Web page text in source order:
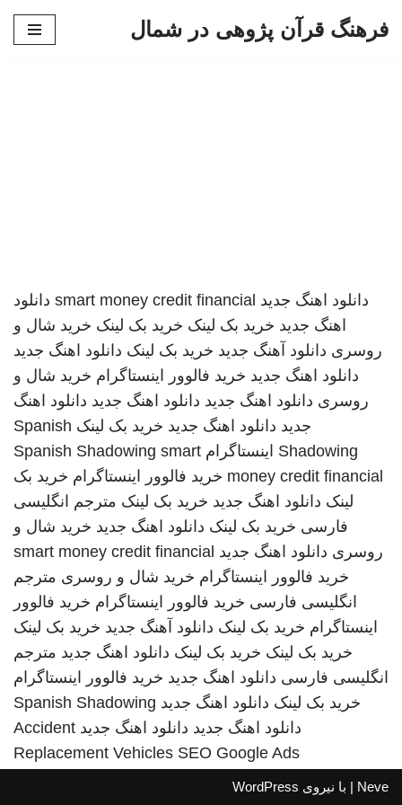
فرهنگ قرآن پژوهی در شمال
دانلود اهنگ جدید smart money credit financial دانلود
اهنگ جدید خرید بک لینک خرید بک لینک خرید شال و
روسری دانلود آهنگ جدید خرید بک لینک دانلود اهنگ جدید
دانلود اهنگ جدید خرید فالوور اینستاگرام خرید شال و
روسری دانلود اهنگ جدید دانلود اهنگ جدید دانلود اهنگ
جدید دانلود اهنگ جدید خرید بک لینک Spanish
Shadowing اینستاگرام Spanish Shadowing smart
money credit financial خرید فالوور اینستاگرام خرید بک
لینک دانلود اهنگ جدید خرید بک لینک مترجم انگلیسی
فارسی خرید بک لینک دانلود اهنگ جدید خرید شال و
روسری دانلود اهنگ جدید smart money credit financial
خرید فالوور اینستاگرام خرید شال و روسری مترجم
انگلیسی فارسی خرید فالوور اینستاگرام خرید فالوور
اینستاگرام خرید بک لینک دانلود آهنگ جدید خرید بک لینک
خرید بک لینک خرید بک لینک دانلود اهنگ جدید مترجم
انگلیسی فارسی دانلود اهنگ جدید خرید فالوور اینستاگرام
خرید بک لینک دانلود اهنگ جدید Spanish Shadowing
دانلود اهنگ جدید دانلود اهنگ جدید Accident
Replacement Vehicles SEO Google Ads
Neve | با نیروی WordPress